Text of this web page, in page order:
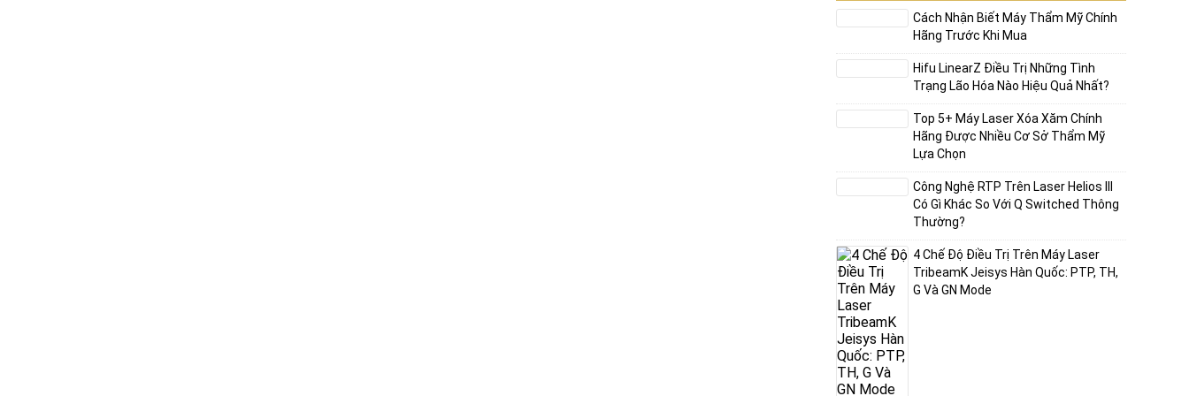
Cách Nhận Biết Máy Thẩm Mỹ Chính
Hãng Trước Khi Mua
Hifu LinearZ Điều Trị Những Tình
Trạng Lão Hóa Nào Hiệu Quả Nhất?
Top 5+ Máy Laser Xóa Xăm Chính
Hãng Được Nhiều Cơ Sở Thẩm Mỹ
Lựa Chọn
Công Nghệ RTP Trên Laser Helios III
Có Gì Khác So Với Q Switched Thông
Thường?
4 Chế Độ Điều Trị Trên Máy Laser
TribeamK Jeisys Hàn Quốc: PTP, TH,
G Và GN Mode